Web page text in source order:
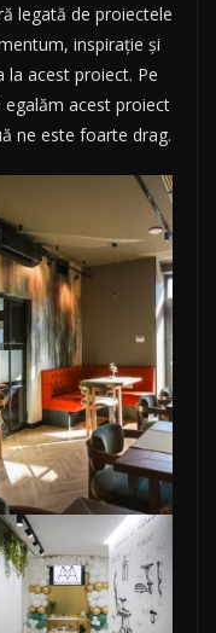
legată de proiectele
inspirație și
acest proiect. Pe
acest proiect
ne este foarte drag.